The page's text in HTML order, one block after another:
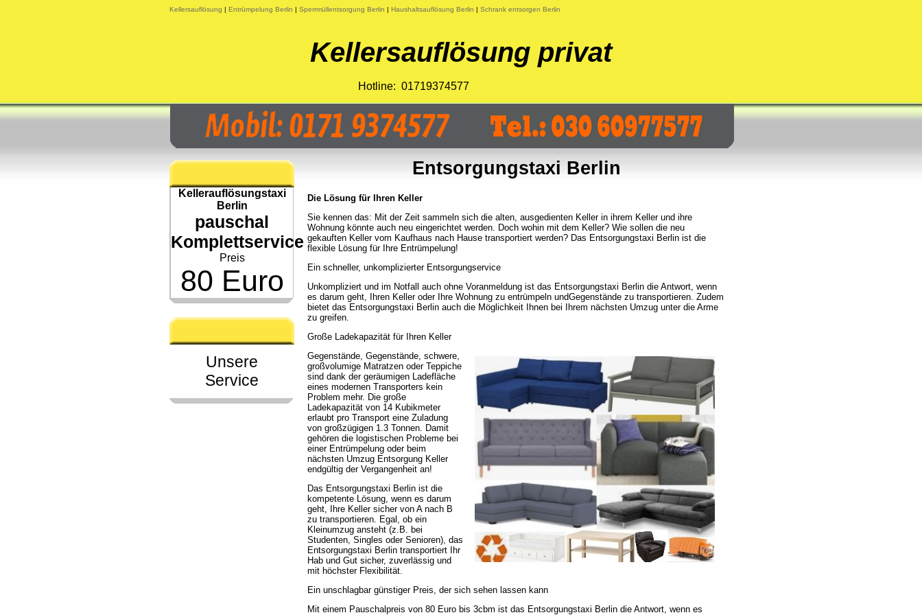
Kellersauflösung | Entrümpelung Berlin | Sperrmüllentsorgung Berlin | Haushaltsauflösung Berlin | Schrank entsorgen Berlin
Kellersauflösung privat
Hotline: 01719374577
Kellerauflösungstaxi
Berlin
pauschal
Komplettservice
Preis
80 Euro
Unsere
Service
Entsorgungstaxi Berlin
Die Lösung für Ihren Keller
Sie kennen das: Mit der Zeit sammeln sich die alten, ausgedienten Keller in ihrem Keller und ihre
Wohnung könnte auch neu eingerichtet werden. Doch wohin mit dem Keller? Wie sollen die neu
gekauften Keller vom Kaufhaus nach Hause transportiert werden? Das Entsorgungstaxi Berlin ist die
flexible Lösung für Ihre Entrümpelung!
Ein schneller, unkomplizierter Entsorgungservice
Unkompliziert und im Notfall auch ohne Voranmeldung ist das Entsorgungstaxi Berlin die Antwort, wenn
es darum geht, Ihren Keller oder Ihre Wohnung zu entrümpeln undGegenstände zu transportieren. Zudem
bietet das Entsorgungstaxi Berlin auch die Möglichkeit Ihnen bei Ihrem nächsten Umzug unter die Arme
zu greifen.
Große Ladekapazität für Ihren Keller
Gegenstände, Gegenstände, schwere,
großvolumige Matratzen oder Teppiche
sind dank der geräumigen Ladefläche
eines modernen Transporters kein
Problem mehr. Die große
Ladekapazität von 14 Kubikmeter
erlaubt pro Transport eine Zuladung
von großzügigen 1.3 Tonnen. Damit
gehören die logistischen Probleme bei
einer Entrümpelung oder beim
nächsten Umzug Entsorgung Keller
endgültig der Vergangenheit an!
Das Entsorgungstaxi Berlin ist die
kompetente Lösung, wenn es darum
geht, Ihre Keller sicher von A nach B
zu transportieren. Egal, ob ein
Kleinumzug ansteht (z.B. bei
Studenten, Singles oder Senioren), das
Entsorgungstaxi Berlin transportiert Ihr
Hab und Gut sicher, zuverlässig und
mit höchster Flexibilität.
Ein unschlagbar günstiger Preis, der sich sehen lassen kann
Mit einem Pauschalpreis von 80 Euro bis 3cbm ist das Entsorgungstaxi Berlin die Antwort, wenn es